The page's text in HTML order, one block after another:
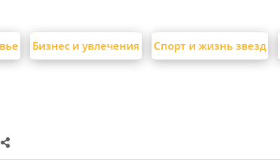
Бизнес и увлечения Спорт и жизнь звезд